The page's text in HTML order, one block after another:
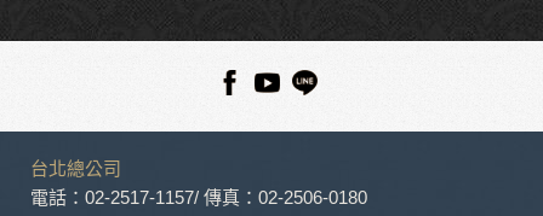
台北總公司
電話：02-2517-1157/ 傳真：02-2506-0180